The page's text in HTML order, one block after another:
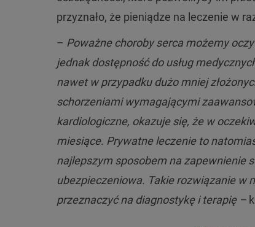
przyznało, że pieniądze na leczenie w
– Poważne choroby serca możemy
jednak dostępność do usług
nawet w przypadku dużo mniej
schorzeniami wymagającymi
kardiologiczne, okazuje się, że w
miesiące. Prywatne leczenie to
najlepszym sposobem na zapewnienie
ubezpieczeniowa. Takie rozwiązanie w
przeznaczyć na diagnostykę i terapię –